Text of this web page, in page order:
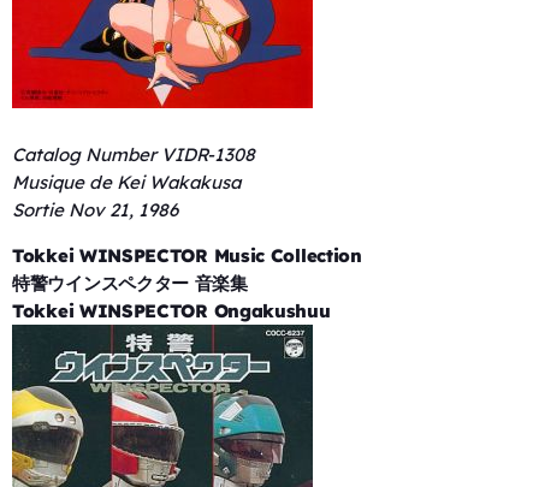
Catalog Number VIDR-1308
Musique de Kei Wakakusa
Sortie Nov 21, 1986
Tokkei WINSPECTOR Music Collection
特警ウインスペクター 音楽集
Tokkei WINSPECTOR Ongakushuu